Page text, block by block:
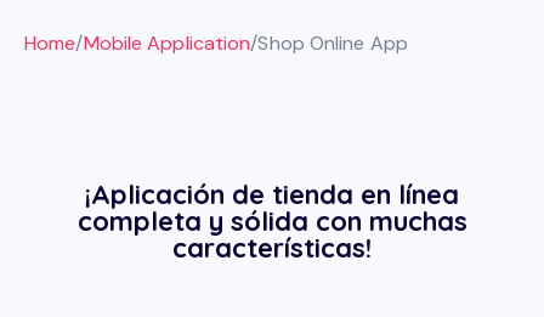
Home/Mobile Application/Shop Online App
¡Aplicación de tienda en línea
completa y sólida con muchas
características!